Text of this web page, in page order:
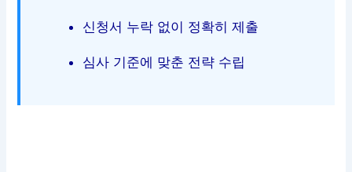
신청서 누락 없이 정확히 제출
심사 기준에 맞춘 전략 수립